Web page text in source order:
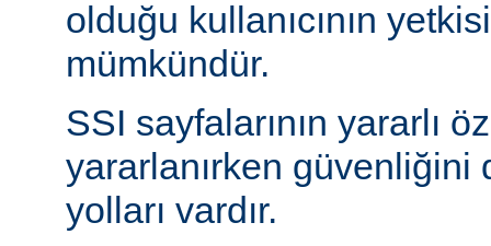
olduğu kullanıcının
mümkündür.
SSI sayfalarının yararlı
yararlanırken güvenliğini
yolları vardır.